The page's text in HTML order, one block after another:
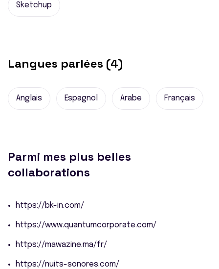
Sketchup
Langues parlées (4)
Anglais Espagnol Arabe Français
Parmi mes plus belles
collaborations
https://bk-in.com/
https://www.quantumcorporate.com/
https://mawazine.ma/fr/
https://nuits-sonores.com/